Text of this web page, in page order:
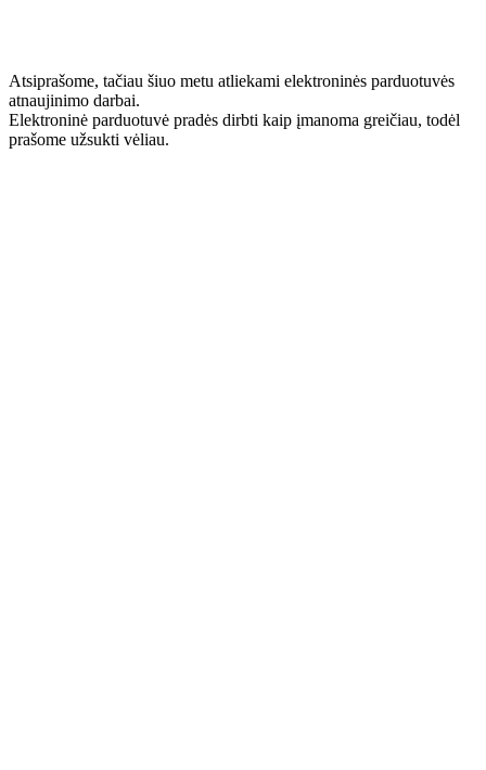
Atsiprašome, tačiau šiuo metu atliekami elektroninės parduotuvės
atnaujinimo darbai.
Elektroninė parduotuvė pradės dirbti kaip įmanoma greičiau, todėl
prašome užsukti vėliau.